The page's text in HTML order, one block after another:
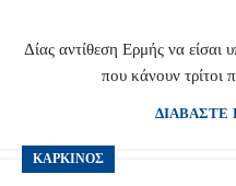
Δίας αντίθεση Ερμής να είσαι
που κάνουν τρίτοι
ΔΙΑΒΑΣΤΕ
ΚΑΡΚΊΝΟΣ